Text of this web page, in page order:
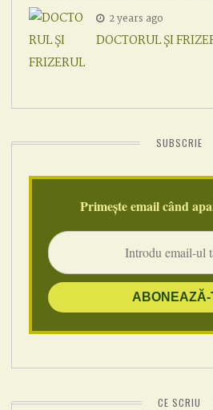
2 years ago
DOCTORUL ȘI
SUBSCRIE
Primește email când
CE SCRIU